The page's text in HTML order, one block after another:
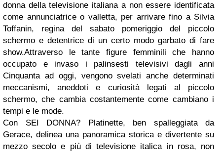
donna della televisione italiana a non essere identificata
come annunciatrice o valletta, per arrivare fino a Silvia
Toffanin, regina del sabato pomeriggio del piccolo
schermo e detentrice di un certo modo garbato di fare
show.Attraverso le tante figure femminili che hanno
occupato e invaso i palinsesti televisivi dagli anni
Cinquanta ad oggi, vengono svelati anche determinati
meccanismi, aneddoti e curiosità legati al piccolo
schermo, che cambia costantemente come cambiano i
tempi e le mode.
Con SEI DONNA? Platinette, ben spalleggiata da
Gerace, delinea una panoramica storica e divertente su
mezzo secolo e più di televisione italica in rosa, non